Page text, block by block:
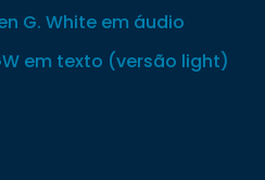
G. White em áudio
em texto (versão light)